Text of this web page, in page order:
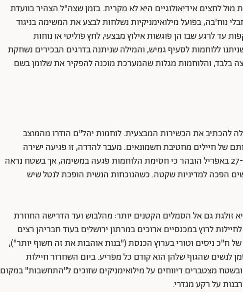
לחצים אידיאולוגיים היא לא מקרית. בזמן שצה"ל הצהיר בוועדת
נוח'בה, בפועל מילואימניקיות נשלחות לבצע את המשימה בניגוד
לרגע שבו הן פוגשות אילוץ מבצעי, לחץ פוליטי או נוחות
ללוחמות לסעיף גמיש, והמילה שניתנה בדרגים הבכירים נשחקת
בלבד, והלוחמות מגלות שהמערכת מוכנה להפקיר את שלומן בשם
להכתיב את הכשירות המבצעית. לוחמות יהל"ם הודרו מהמוצב
של חיילים מחטיבת חשמונאים. מעבר להדרה, זו פגיעה ישירה
בתפקוד הצבא. בדיון בכנסת שנערך ב-27 באפריל הובהר כי חסימת הלוחמות פגעה במשימה, אך בשטח נראה
הפכה למדיניות שקטה. כשהנוכחות הנשית הופכת לנטל שיש
זולגת גם אל הסמלים הקטנים יותר: מהלבוש ועד הדרישה החוזרת
לרוץ במכנסיים ארוכים במרתון ירושלים בעוד חבריהן רצים
ח"כ ניסים וטורי בערוץ הכנסת ("בנות אוהבות את זה חשוף יותר"),
לנשים שהגוף שלהן הוא קודם כל מפריע. ביום השחרור חיילות
מצטברים דיווחים על מילואימניקים שזוכים ל"התחשבות" במקום
על רקע מגדרי.